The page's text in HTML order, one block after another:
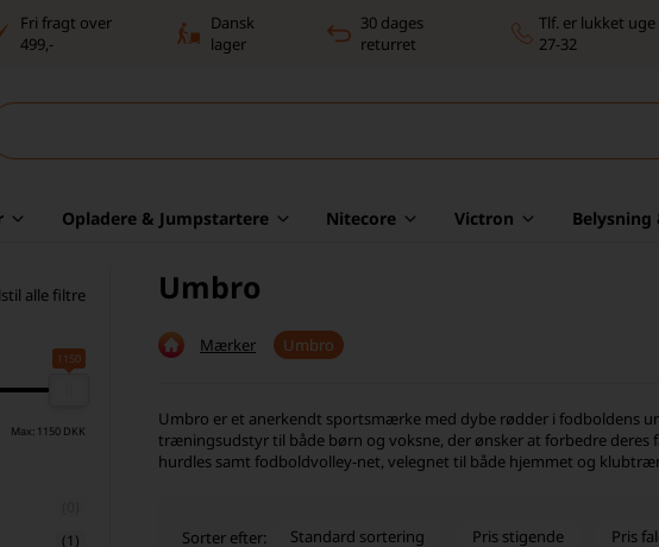
Fri fragt over
499,-
Dansk
lager
30 dages
returret
Tlf. er lukket uge
27-32
Opladere & Jumpstartere Nitecore Victron Belysning
alle filtre
1150
Max: 1150 DKK
(1)
Umbro
Mærker Umbro
Umbro er et anerkendt sportsmærke med dybe rødder i fodboldens
træningsudstyr til både børn og voksne, der ønsker at forbedre
hurdles samt fodboldvolley-net, velegnet til både hjemmet og
Sorter efter: Standard sortering Pris stigende Pris